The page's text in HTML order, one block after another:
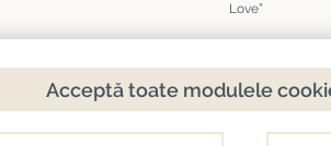
Love”
Acceptă toate modulele